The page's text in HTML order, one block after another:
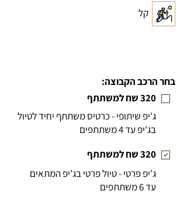
קל
בחר הרכב הקבוצה:
320 שח למשתתף
ג'יפ שיתופי - כרטיס משתתף יחיד לטיול
בג'יפ עד 4 משתתפי
ם
320 שח למשתתף
ג'יפ פרטי - טיול פרטי בג'יפ המתאים
עד 6 משתתפים